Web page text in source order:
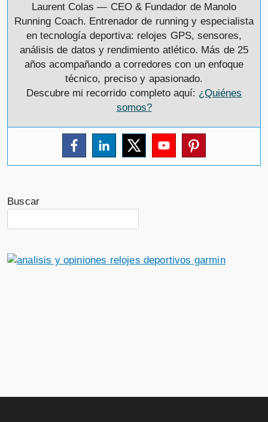
Laurent Colas — CEO & Fundador de Manolo
Running Coach. Entrenador de running y especialista
en tecnología deportiva: relojes GPS, sensores,
análisis de datos y rendimiento atlético. Más de 25
años acompañando a corredores con un enfoque
técnico, preciso y apasionado.
Descubre mi recorrido completo aquí: ¿Quiénes
somos?
Buscar